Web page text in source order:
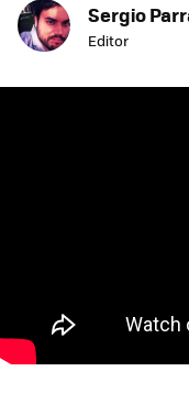
Sergio
Editor